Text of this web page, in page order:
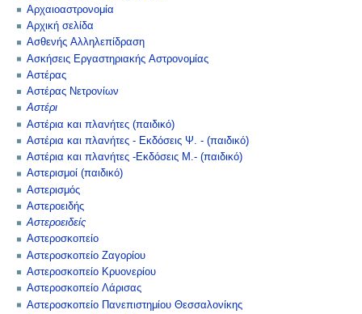
Αρχαιοαστρονομία
Αρχική σελίδα
Ασθενής Αλληλεπίδραση
Ασκήσεις Εργαστηριακής Αστρονομίας
Αστέρας
Αστέρας Νετρονίων
Αστέρι
Αστέρια και πλανήτες (παιδικό)
Αστέρια και πλανήτες - Εκδόσεις Ψ. - (παιδικό)
Αστέρια και πλανήτες -Εκδόσεις Μ.- (παιδικό)
Αστερισμοί (παιδικό)
Αστερισμός
Αστεροειδής
Αστεροειδείς
Αστεροσκοπείο
Αστεροσκοπείο Ζαγορίου
Αστεροσκοπείο Κρυονερίου
Αστεροσκοπείο Λάρισας
Αστεροσκοπείο Πανεπιστημίου Θεσσαλονίκης